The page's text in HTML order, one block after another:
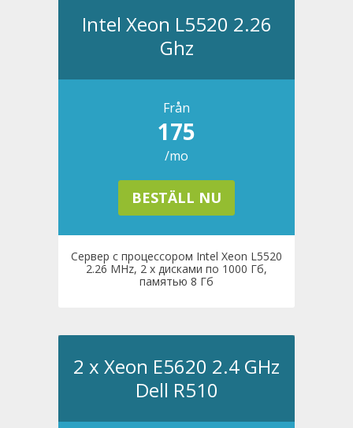
Intel Xeon L5520 2.26
Ghz
Från
175
/mo
BESTÄLL NU
Сервер с процессором Intel Xeon L5520
2.26 MHz, 2 x дисками по 1000 Гб,
памятью 8 Гб
2 x Xeon E5620 2.4 GHz
Dell R510